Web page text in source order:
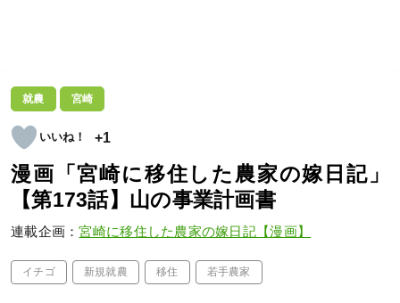
就農 宮崎
+1
漫画「宮崎に移住した農家の嫁日記」
【第173話】山の事業計画書
連載企画：宮崎に移住した農家の嫁日記【漫画】
イチゴ 新規就農 移住 若手農家